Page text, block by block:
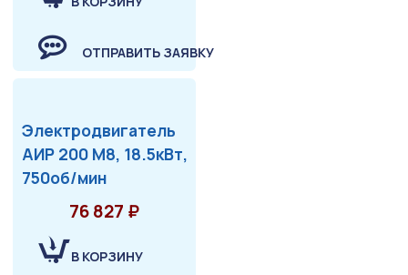
ОТПРАВИТЬ ЗАЯВКУ
Электродвигатель
АИР 200 М8, 18.5кВт,
750об/мин
76 827 ₽
В КОРЗИНУ